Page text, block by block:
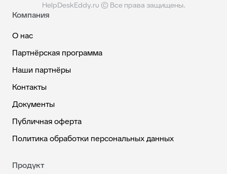
HelpDeskEddy.ru © Все права защищены.
Компания
О нас
Партнёрская программа
Наши партнёры
Контакты
Документы
Публичная оферта
Политика обработки персональных данных
Продукт